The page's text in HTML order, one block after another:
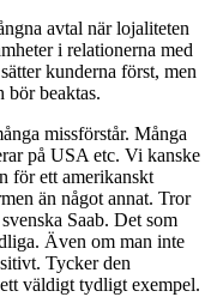
avtal när lojaliteten
i relationerna med
kunderna först, men
bör beaktas.
missförstår. Många
på USA etc. Vi kanske
för ett amerikanskt
än något annat. Tror
Saab. Det som
Även om man inte
Tycker den
väldigt tydligt exempel.